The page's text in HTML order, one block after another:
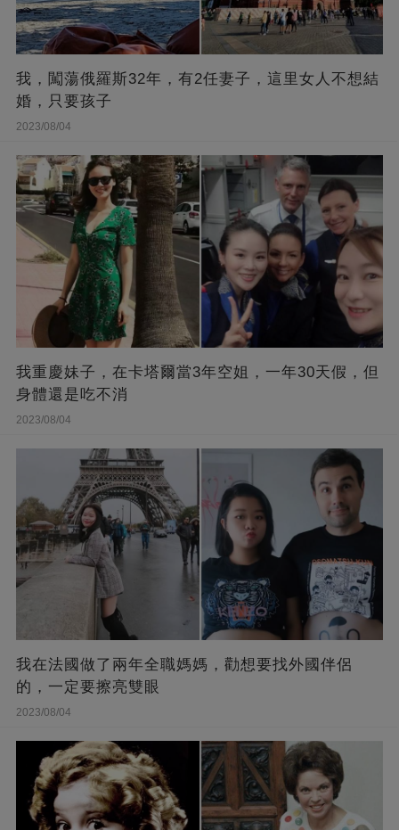
我，闖蕩俄羅斯32年，有2任妻子，這里女人不想結
婚，只要孩子
2023/08/04
我重慶妹子，在卡塔爾當3年空姐，一年30天假，但
身體還是吃不消
2023/08/04
我在法國做了兩年全職媽媽，勸想要找外國伴侶
的，一定要擦亮雙眼
2023/08/04